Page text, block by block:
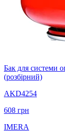
Бак для системи
(розбірний)
AKD4254
608 грн
IMERA